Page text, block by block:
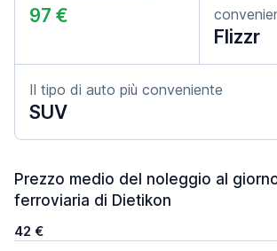
97 €
Flizzr
Il tipo di auto più conveniente
SUV
Prezzo medio del noleggio al
ferroviaria di Dietikon
42 €